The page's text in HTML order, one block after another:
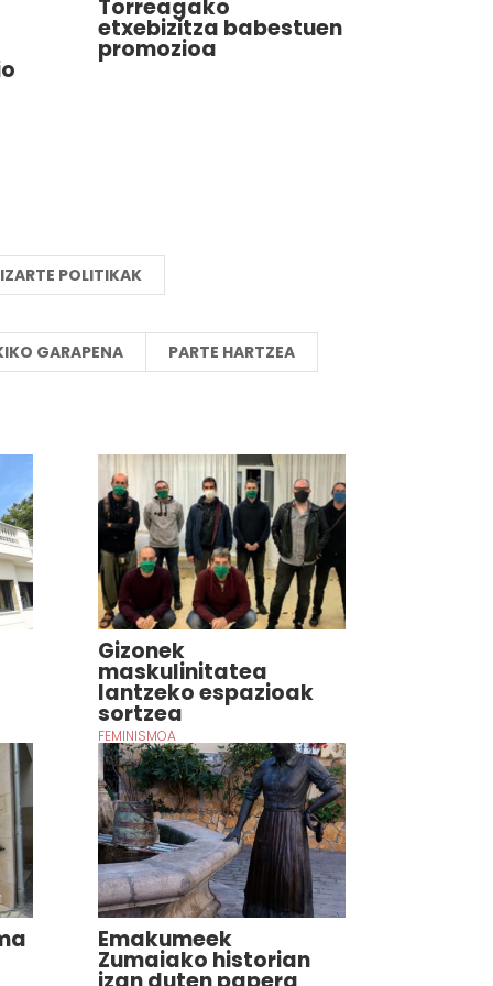
Torreagako
etxebizitza babestuen
promozioa
POLITIKAK
GARAPENA PARTE HARTZEA
Gizonek
maskulinitatea
lantzeko espazioak
sortzea
FEMINISMOA
Emakumeek
Zumaiako historian